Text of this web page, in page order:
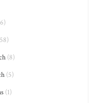
(8)
(5)
(1)